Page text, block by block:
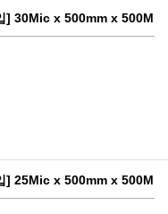
] 30Mic x 500mm x 500M
] 25Mic x 500mm x 500M